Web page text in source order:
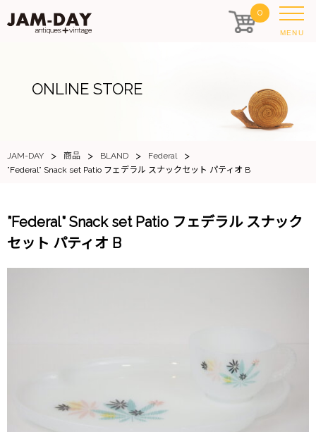
0
MENU
ONLINE STORE
JAM-DAY > 商品 > BLAND > Federal >
”Federal” Snack set Patio フェデラル スナックセット パティオ B
”Federal” Snack set Patio フェデラル スナック
セット パティオ B